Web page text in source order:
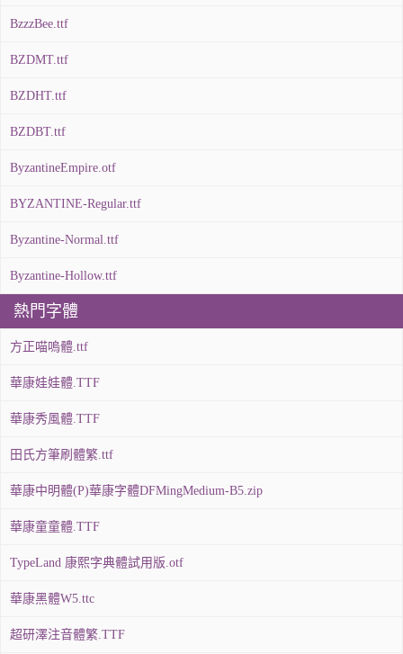
BzzzBee.ttf
BZDMT.ttf
BZDHT.ttf
BZDBT.ttf
ByzantineEmpire.otf
BYZANTINE-Regular.ttf
Byzantine-Normal.ttf
Byzantine-Hollow.ttf
熱門字體
方正喵嗚體.ttf
華康娃娃體.TTF
華康秀風體.TTF
田氏方筆刷體繁.ttf
華康中明體(P)華康字體DFMingMedium-B5.zip
華康童童體.TTF
TypeLand 康熙字典體試用版.otf
華康黑體W5.ttc
超研澤注音體繁.TTF